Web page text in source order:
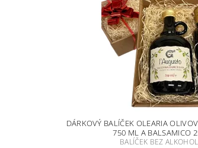
DÁRKOVÝ BALÍČEK OLEARIA
750 ML A BALSAMICO
BALÍČEK BEZ